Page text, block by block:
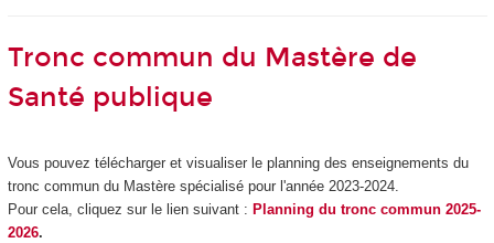
Tronc commun du Mastère de
Santé publique
Vous pouvez télécharger et visualiser le planning des enseignements du
tronc commun du Mastère spécialisé pour l'année 2023-2024.
Pour cela, cliquez sur le lien suivant : Planning du tronc commun 2025-
2026.